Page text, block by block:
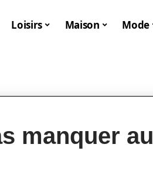
Loisirs Maison Mode
manquer au